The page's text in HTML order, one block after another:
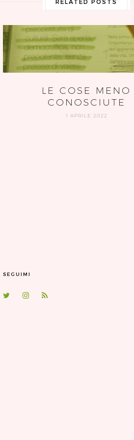
RELATED POSTS
LE COSE MENO
CONOSCIUTE
1 APRILE 2022
SEGUIMI